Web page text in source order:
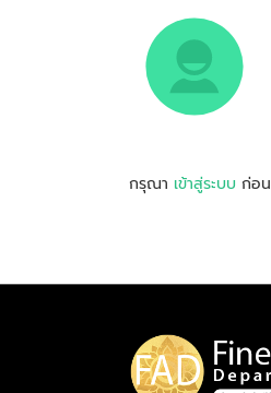
กรุณา เข้าสู่ระบบ ก่อ